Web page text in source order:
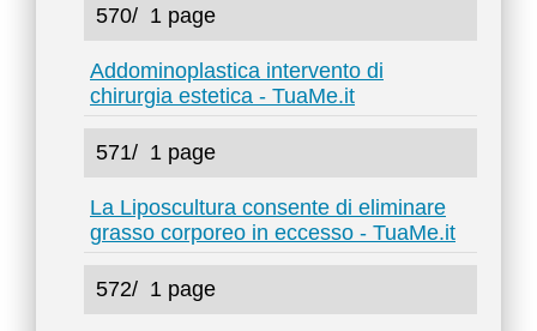
570/ 1 page
Addominoplastica intervento di
chirurgia estetica - TuaMe.it
571/ 1 page
La Liposcultura consente di eliminare
grasso corporeo in eccesso - TuaMe.it
572/ 1 page